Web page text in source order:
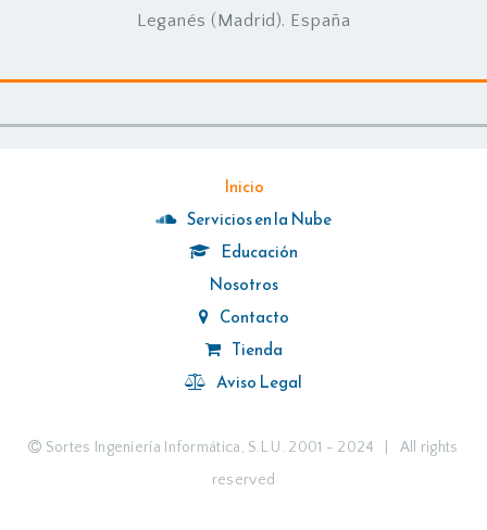
Leganés (Madrid). España
Inicio
Servicios en la Nube
Educación
Nosotros
Contacto
Tienda
Aviso Legal
Sortes Ingeniería Informática, S.L.U. 2001 - 2024 | All rights
reserved